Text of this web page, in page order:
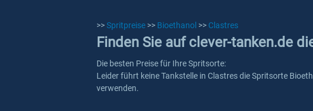
>>Spritpreise >> Bioethanol >> Clastres
Finden Sie auf clever-tanken.de
Die besten Preise für Ihre Spritsorte:
Leider führt keine Tankstelle in Clastres die Spritsorte
verwenden.